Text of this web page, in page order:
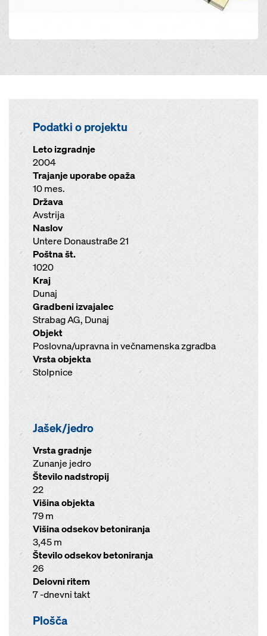
Podatki o projektu
Leto izgradnje
2004
Trajanje uporabe opaža
10 mes.
Država
Avstrija
Naslov
Untere Donaustraße 21
Poštna št.
1020
Kraj
Dunaj
Gradbeni izvajalec
Strabag AG, Dunaj
Objekt
Poslovna/upravna in večnamenska zgradba
Vrsta objekta
Stolpnice
Jašek/jedro
Vrsta gradnje
Zunanje jedro
Število nadstropij
22
Višina objekta
79 m
Višina odsekov betoniranja
3,45 m
Število odsekov betoniranja
26
Delovni ritem
7 -dnevni takt
Plošča